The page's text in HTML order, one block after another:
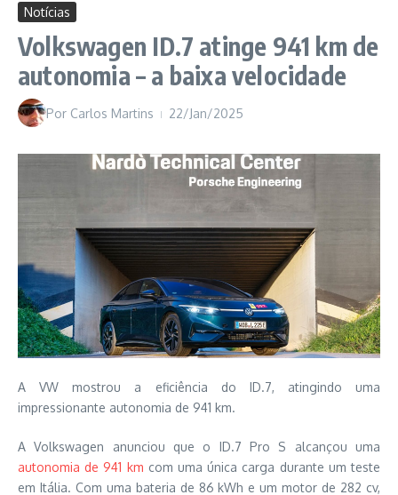
Notícias
Volkswagen ID.7 atinge 941 km de
autonomia – a baixa velocidade
Por Carlos Martins 22/Jan/2025
A VW mostrou a eficiência do ID.7, atingindo uma
impressionante autonomia de 941 km.
A Volkswagen anunciou que o ID.7 Pro S alcançou uma
autonomia de 941 km com uma única carga durante um teste
em Itália. Com uma bateria de 86 kWh e um motor de 282 cv,